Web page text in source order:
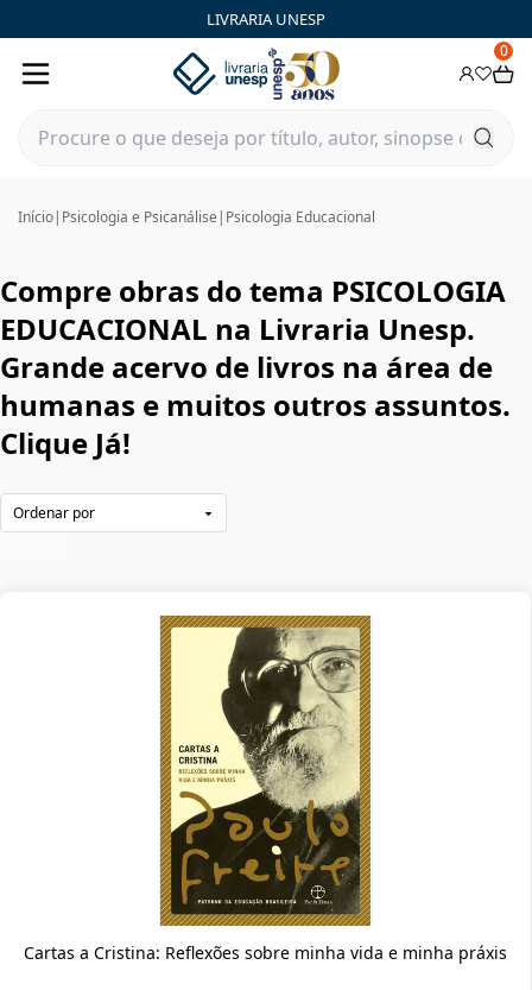
LIVRARIA UNESP
0
Início| Psicologia e Psicanálise | Psicologia Educacional
Compre obras do tema PSICOLOGIA
EDUCACIONAL na Livraria Unesp.
Grande acervo de livros na área de
humanas e muitos outros assuntos.
Clique Já!
Cartas a Cristina: Reflexões sobre minha vida e minha práxis
PSICOLOGIA EDUCACIONAL|Livraria Unesp | FastStore PLP